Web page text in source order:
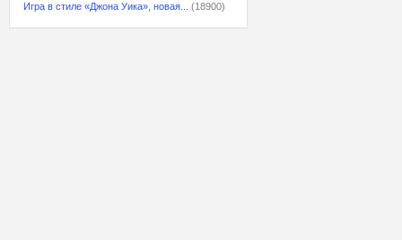
Игра в стиле «Джона Уика», новая...
(18900)